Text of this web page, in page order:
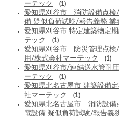
ーテック (1)
愛知県刈谷市 消防設備点検
備 疑似負荷試験/報告義務
愛知県刈谷市 特定建築物定
テック
(1)
愛知県刈谷市 防災管理点検
用/株式会社マーテック
(1)
愛知県刈谷市/連結送水管耐
ーテック
(1)
愛知県北名古屋市 建築設備
社マーテック
(1)
愛知県北名古屋市 消防設備
電設備 疑似負荷試験/報告義